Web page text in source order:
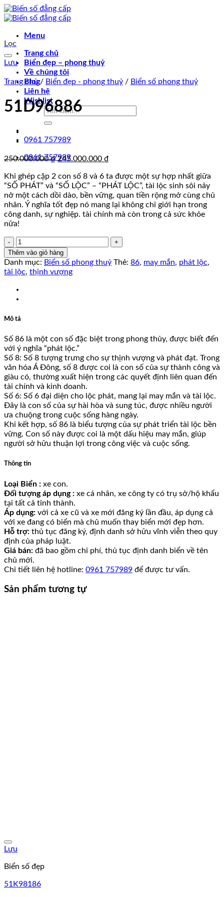
Chuyển
đến
dung
Menu
Trang chủ
Biển đẹp – phong thuỷ
Về chúng tôi
Blog
Liên hệ
Wishlist
Tìm
0961 757989
0961 757989
Lọc
Lưu
Trang chủ / Biển đẹp - phong thuỷ / Biển số phong thuỷ
51D96886
250.000.000₫ Giá
là:
250.000.000 ₫.
245.000.000 ₫
tại
là:
245.000.000 ₫.
Khi ghép cặp 2 con số 8 và 6 ta được một sự hợp nhất giữa
“SỐ PHÁT” và “SỐ LỘC” – “PHÁT LỘC”, tài lộc sinh sôi nảy
nở một cách dồi dào, bền vững, quan tiền rộng mở cùng chủ
nhân. Ý nghĩa tốt đẹp nó mang lại không chỉ giới hạn trong
công danh, sự nghiệp. tài chính mà còn trong cả sức khỏe
nữa!
51D96886
số
lượng
Thêm vào giỏ hàng
Danh mục: Biển số phong thuỷ Thẻ: 86, may mắn, phát lộc,
tài lộc, thịnh vượng
Mô tả
Số 86 là một con số đặc biệt trong phong thủy, được biết đến
với ý nghĩa “phát lộc.”
Số 8: Số 8 tượng trưng cho sự thịnh vượng và phát đạt. Trong
văn hóa Á Đông, số 8 được coi là con số của sự thành công và
giàu có, thường xuất hiện trong các quyết định liên quan đến
tài chính và kinh doanh.
Số 6: Số 6 đại diện cho lộc phát, mang lại may mắn và tài lộc.
Đây là con số của sự hài hòa và sung túc, được nhiều người
ưa chuộng trong cuộc sống hàng ngày.
Khi kết hợp, số 86 là biểu tượng của sự phát triển tài lộc bền
vững. Con số này được coi là một dấu hiệu may mắn, giúp
người sở hữu thuận lợi trong công việc và cuộc sống.
Thông tin
Loại Biển : xe con.
Đối tượng áp dụng : xe cá nhân, xe công ty có trụ sở/hộ khẩu
tại tất cả tỉnh thành.
Áp dụng: với cả xe cũ và xe mới đăng ký lần đầu, áp dụng cả
với xe đang có biển mà chủ muốn thay biển mới đẹp hơn.
Hỗ trợ: thủ tục đăng ký, định danh sở hữu vĩnh viễn theo quy
định của pháp luật.
Giá bán: đã bao gồm chi phí, thủ tục định danh biển về tên
chủ mới.
Chi tiết liên hệ hotline: 0961 757989 để được tư vấn.
Sản phẩm tương tự
Lưu
Biển số đẹp
51K98186